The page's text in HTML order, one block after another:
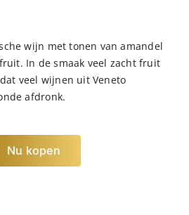
wijn met tonen van amandel
In de smaak veel zacht fruit
veel wijnen uit Veneto
afdronk.
Nu kopen